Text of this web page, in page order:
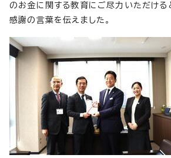
のお金に関する教育にご尽力いただける
感謝の言葉を伝えました。